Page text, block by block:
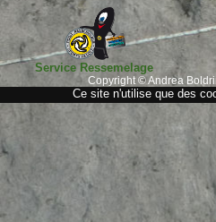
Service Ressemelage
Copyright © Andrea
Ce site n'utilise que des